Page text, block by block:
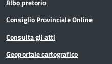
Albo pretorio
Consiglio Provinciale Online
Consulta gli atti
Geoportale cartografico